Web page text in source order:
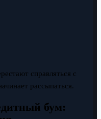
справляться с
рассыпаться.
бум: